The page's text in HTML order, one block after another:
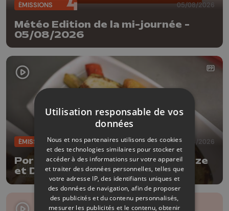
ÉMISSIONS 05/08/2026
Météo Edition de la mi-journée -
05/08/2026
ÉMISSIONS 04/08/2026
Porc à la bière Tripick avec Delhaize
et Dufrais
Utilisation responsable de vos
données
Nous et nos partenaires utilisons des cookies
et des technologies similaires pour stocker et
accéder à des informations sur votre appareil
et traiter des données personnelles, telles que
votre adresse IP, des identifiants uniques et
des données de navigation, afin de proposer
des publicités et du contenu personnalisés,
mesurer les publicités et le contenu, obtenir